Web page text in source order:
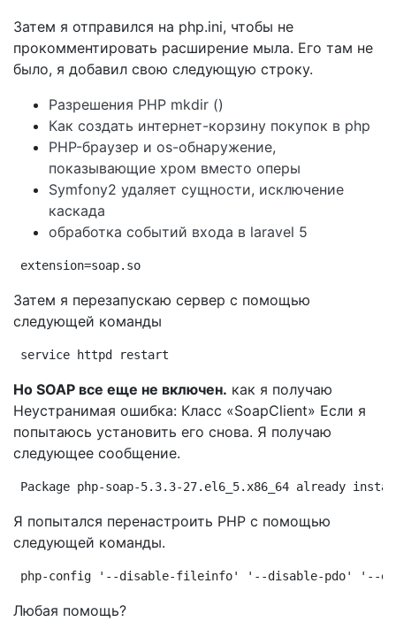
Затем я отправился на php.ini, чтобы не
прокомментировать расширение мыла. Его там не
было, я добавил свою следующую строку.
Разрешения PHP mkdir ()
Как создать интернет-корзину покупок в php
PHP-браузер и os-обнаружение,
показывающие хром вместо оперы
Symfony2 удаляет сущности, исключение
каскада
обработка событий входа в laravel 5
extension=soap.so
Затем я перезапускаю сервер с помощью
следующей команды
service httpd restart
Но SOAP все еще не включен. как я получаю
Неустранимая ошибка: Класс «SoapClient» Если я
попытаюсь установить его снова. Я получаю
следующее сообщение.
Package php-soap-5.3.3-27.el6_5.x86_64 already
Я попытался перенастроить PHP с помощью
следующей команды.
php-config '--disable-fileinfo' '--disable-pdo' '--
Любая помощь?